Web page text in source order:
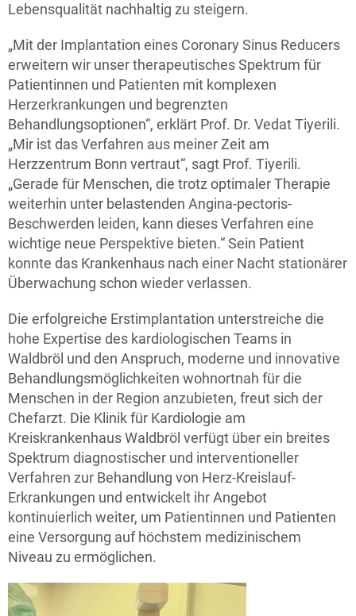
Lebensqualität nachhaltig zu steigern.
„Mit der Implantation eines Coronary Sinus Reducers
erweitern wir unser therapeutisches Spektrum für
Patientinnen und Patienten mit komplexen
Herzerkrankungen und begrenzten
Behandlungsoptionen“, erklärt Prof. Dr. Vedat Tiyerili.
„Mir ist das Verfahren aus meiner Zeit am
Herzzentrum Bonn vertraut“, sagt Prof. Tiyerili.
„Gerade für Menschen, die trotz optimaler Therapie
weiterhin unter belastenden Angina-pectoris-
Beschwerden leiden, kann dieses Verfahren eine
wichtige neue Perspektive bieten.“ Sein Patient
konnte das Krankenhaus nach einer Nacht stationärer
Überwachung schon wieder verlassen.
Die erfolgreiche Erstimplantation unterstreiche die
hohe Expertise des kardiologischen Teams in
Waldbröl und den Anspruch, moderne und innovative
Behandlungsmöglichkeiten wohnortnah für die
Menschen in der Region anzubieten, freut sich der
Chefarzt. Die Klinik für Kardiologie am
Kreiskrankenhaus Waldbröl verfügt über ein breites
Spektrum diagnostischer und interventioneller
Verfahren zur Behandlung von Herz-Kreislauf-
Erkrankungen und entwickelt ihr Angebot
kontinuierlich weiter, um Patientinnen und Patienten
eine Versorgung auf höchstem medizinischem
Niveau zu ermöglichen.